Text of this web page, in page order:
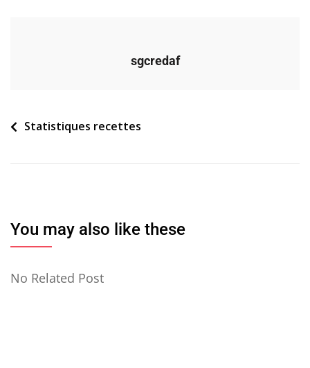
sgcredaf
Navigation
l’article
Statistiques recettes
You may also like these
No Related Post